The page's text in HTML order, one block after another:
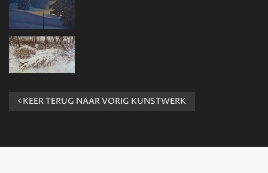
KEER TERUG NAAR VORIG KUNSTWERK